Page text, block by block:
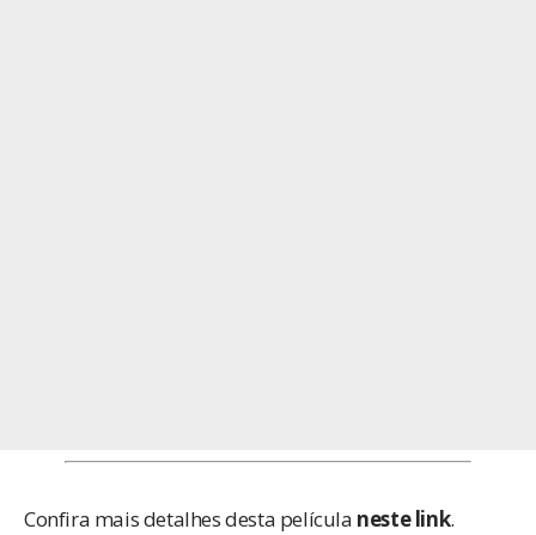
Confira mais detalhes desta película neste link.